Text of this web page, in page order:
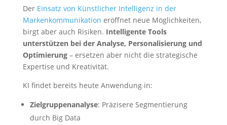
Der Einsatz von Künstlicher Intelligenz in der
Markenkommunikation eröffnet neue Möglichkeiten,
birgt aber auch Risiken. Intelligente Tools
unterstützen bei der Analyse, Personalisierung und
Optimierung– ersetzen aber nicht die strategische
Expertise und Kreativität.
KI findet bereits heute Anwendung in:
Zielgruppenanalyse: Präzisere Segmentierung
durch Big Data